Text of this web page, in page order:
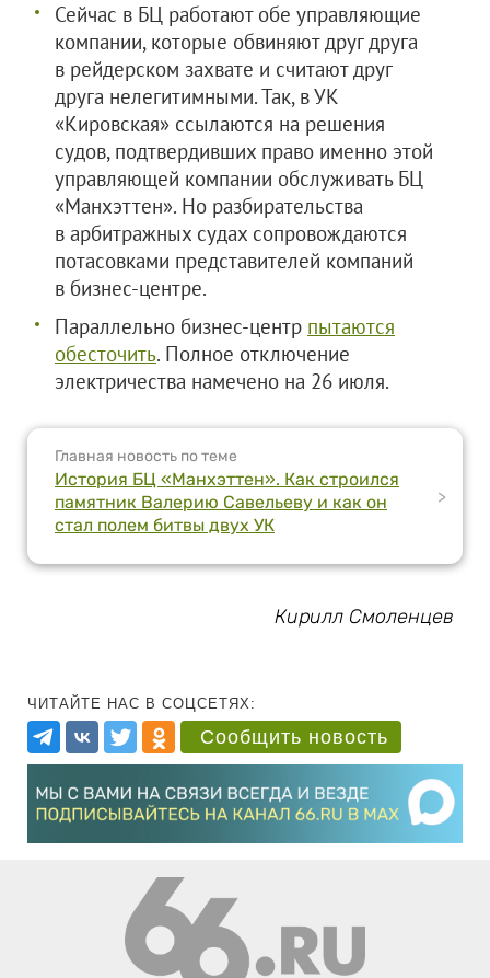
Сейчас в БЦ работают обе управляющие
компании, которые обвиняют друг друга
в рейдерском захвате и считают друг
друга нелегитимными. Так, в УК
«Кировская» ссылаются на решения
судов, подтвердивших право именно этой
управляющей компании обслуживать БЦ
«Манхэттен». Но разбирательства
в арбитражных судах сопровождаются
потасовками представителей компаний
в бизнес-центре.
Параллельно бизнес-центр пытаются
обесточить. Полное отключение
электричества намечено на 26 июля.
Главная новость по теме
История БЦ «Манхэттен». Как строился
памятник Валерию Савельеву и как он
стал полем битвы двух УК
>
Кирилл Смоленцев
ЧИТАЙТЕ НАС В СОЦСЕТЯХ:
Сообщить новость